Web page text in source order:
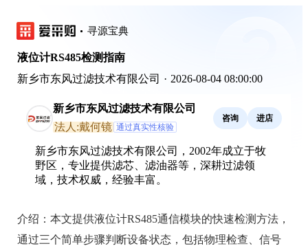
寻源宝典
液位计RS485检测指南
新乡市东风过滤技术有限公司 · 2026-08-04 08:00:00
新乡市东风过滤技术有限公司
法人:戴何镜 通过真实性核验
咨询 进店
新乡市东风过滤技术有限公司，2002年成立于牧
野区，专业提供滤芯、滤油器等，深耕过滤领
域，技术权威，经验丰富。
介绍： 本文提供液位计RS485通信模块的快速检测方法，
通过三个简单步骤判断设备状态，包括物理检查、信号